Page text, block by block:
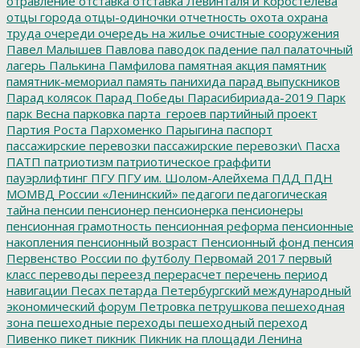
отцы города отцы-одиночки отчетность охота охрана
труда очереди очередь на жилье очистные сооружения
Павел Малышев Павлова паводок падение пал палаточный
лагерь Палькина Памфилова памятная акция памятник
памятник-мемориал память панихида парад выпускников
Парад колясок Парад Победы Парасибириада-2019 Парк
парк Весна парковка парта_героев партийный проект
Партия Роста Пархоменко Парыгина паспорт
пассажирские перевозки пассажирские перевозки\ Пасха
ПАТП патриотизм патриотическое граффити
пауэрлифтинг ПГУПГУ им. Шолом-Алейхема ПДД ПДН
МОМВД России «Ленинский» педагоги педагогическая
тайна пенсии пенсионер пенсионерка пенсионеры
пенсионная грамотность пенсионная реформа пенсионные
накопления пенсионный возраст Пенсионный фонд пенсия
Первенство России по футболу Первомай 2017 первый
класс переводы переезд перерасчет перечень период
навигации Песах петарда Петербургский международный
экономический форум Петровка петрушкова пешеходная
зона пешеходные переходы пешеходный переход
Пивенко пикет пикник Пикник на площади Ленина